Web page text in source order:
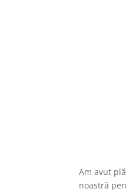
Am avut plă
noastră